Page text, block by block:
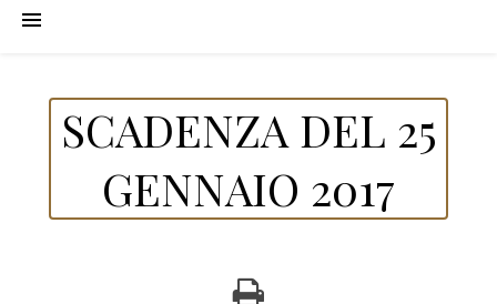
SCADENZA DEL 25
GENNAIO 2017